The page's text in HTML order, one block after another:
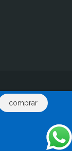
comprar
Descargas